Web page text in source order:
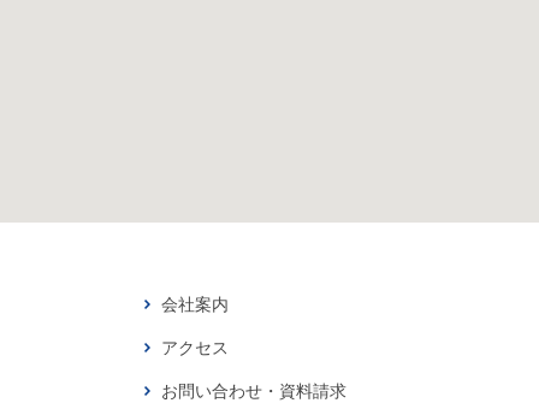
会社案内
アクセス
お問い合わせ・資料請求